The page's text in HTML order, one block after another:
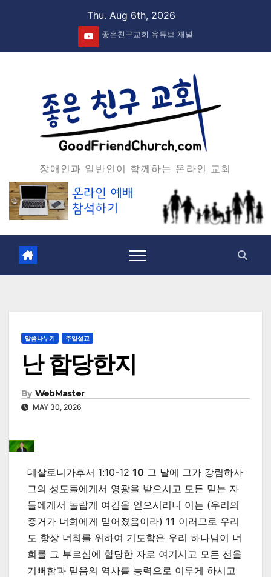
Thu. Aug 6th, 2026
좋은친구교회 유튜브 채널
장애인과 일반인이 함께하는 온라인 교회
말씀나누기 주일설교
난 합당한지
By WebMaster
MAY 30, 2026
데살로니가후서 1:10-12 10 그 날에 그가 강림하사
그의 성도들에게서 영광을 받으시고 모든 믿는 자
들에게서 놀랍게 여김을 얻으시리니 이는 (우리의
증거가 너희에게 믿어졌음이라) 11 이러므로 우리
도 항상 너희를 위하여 기도함은 우리 하나님이 너
희를 그 부르심에 합당한 자로 여기시고 모든 선을
기뻐함과 믿음의 역사를 능력으로 이루게 하시고